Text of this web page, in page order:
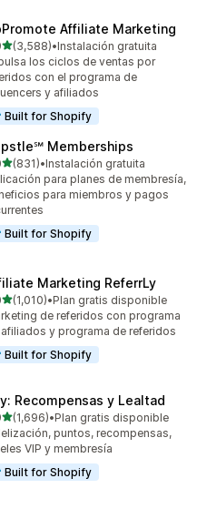
Affiliate Marketing
de 5 estrellas
(3,588)
reseñas en total
•Instalación gratuita
los ciclos de ventas por
con el programa de
y afiliados
Built for Shopify
Memberships
de 5 estrellas
(831)
reseñas en total
•Instalación gratuita
para planes de membresía,
para miembros y pagos
Built for Shopify
Marketing ReferrLy
de 5 estrellas
(1,010)
reseñas en total
•Plan gratis disponible
de referidos con programa
y programa de referidos
Built for Shopify
Recompensas y Lealtad
de 5 estrellas
(1,696)
reseñas en total
•Plan gratis disponible
puntos, recompensas,
VIP y membresía
Built for Shopify